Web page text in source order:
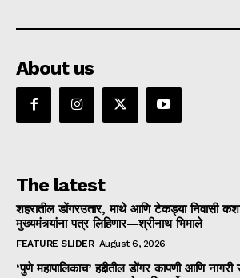
About us
The latest
शहरातील डोंगरउतार, माथे आणि टेकड्या निवासी
मुख्यमंत्र्यांना पत्र लिहिणार—श्रीनाथ भिमाले
FEATURE SLIDER August 6, 2026
‘पुणे महापालिकाच’ हद्दीतील डोंगर कापणी आणि नागरी